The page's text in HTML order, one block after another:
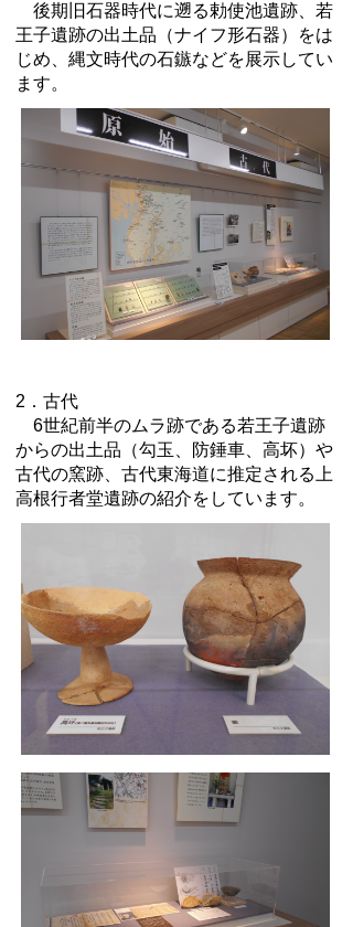
後期旧石器時代に遡る勅使池遺跡、若
王子遺跡の出土品（ナイフ形石器）をは
じめ、縄文時代の石鏃などを展示してい
ます。
2．古代
6世紀前半のムラ跡である若王子遺跡
からの出土品（勾玉、防錘車、高坏）や
古代の窯跡、古代東海道に推定される上
高根行者堂遺跡の紹介をしています。